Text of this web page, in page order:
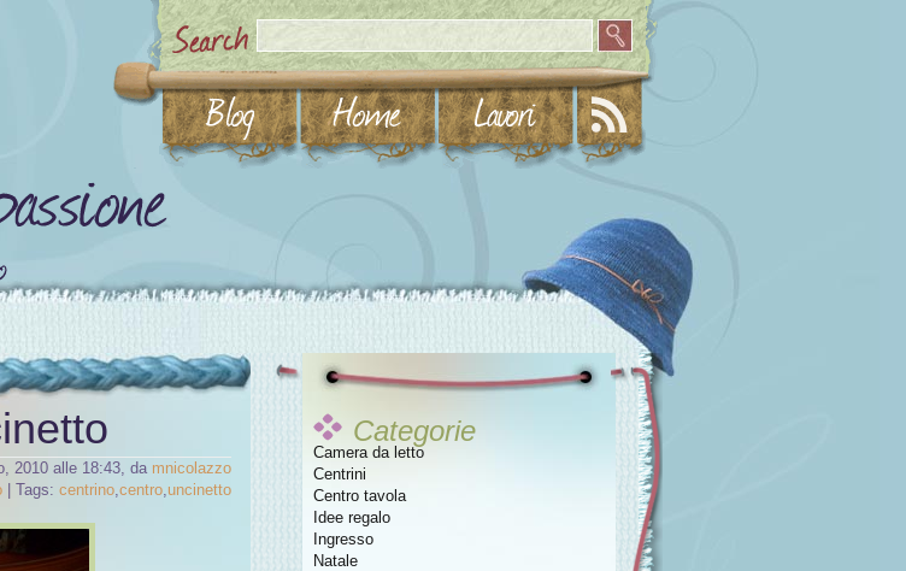
Categorie
Camera da letto
Centrini
Centro tavola
Idee regalo
Ingresso
Natale
2010 alle 18:43, da mnicolazzo
| Tags: centrino,centro,uncinetto